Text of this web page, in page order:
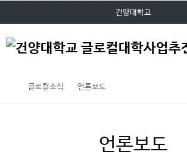
건양대학교
글로컬소식 언론보도
언론보도